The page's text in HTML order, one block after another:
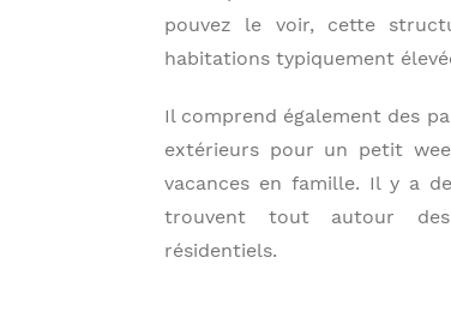
pouvez le voir, cette
habitations typiquement
Il comprend également des
extérieurs pour un petit
vacances en famille. Il y a
trouvent tout autour
résidentiels.